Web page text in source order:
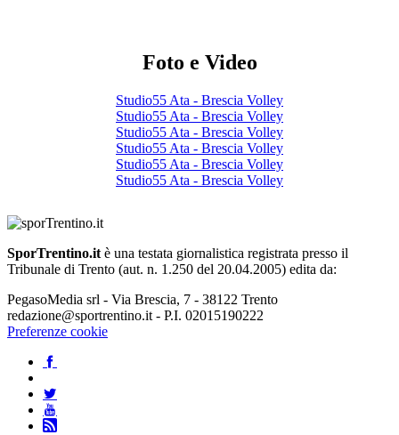
Foto e Video
Studio55 Ata - Brescia Volley
Studio55 Ata - Brescia Volley
Studio55 Ata - Brescia Volley
Studio55 Ata - Brescia Volley
Studio55 Ata - Brescia Volley
Studio55 Ata - Brescia Volley
SporTrentino.it è una testata giornalistica registrata presso il
Tribunale di Trento (aut. n. 1.250 del 20.04.2005) edita da:
PegasoMedia srl - Via Brescia, 7 - 38122 Trento
redazione@sportrentino.it - P.I. 02015190222
Preferenze cookie